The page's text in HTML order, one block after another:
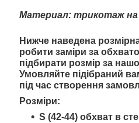
Материал: трикотаж на
Нижче наведена
робити заміри за
підбирати розмір за
Умовляйте підібраний
під час створення
Розміри:
S (42-44) обхват в